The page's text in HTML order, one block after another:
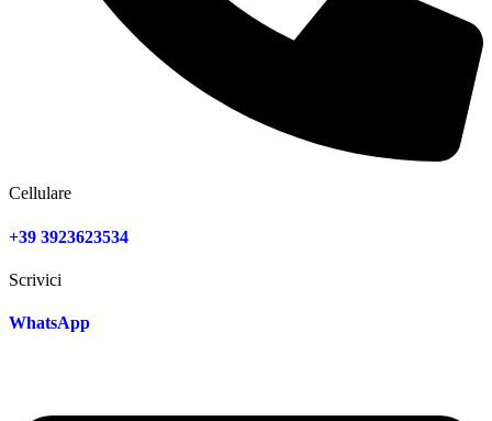
Cellulare
+39 3923623534
Scrivici
WhatsApp